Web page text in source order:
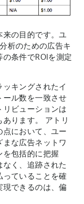
来の目的です。ユ
析のための広告キ
条件でROIを測定
キングされたイ
ール数を一致させ
ビューションは
ります。 アトリ
点において、ユー
な広告ネットワ
包括的に把握
く、追跡された
ていることを確
できるのは、偏